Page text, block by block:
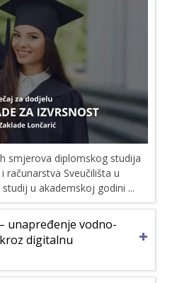
smjerova diplomskog studija
računarstva Sveučilišta u
u akademskoj godini ...
unapređenje vodno-
digitalnu